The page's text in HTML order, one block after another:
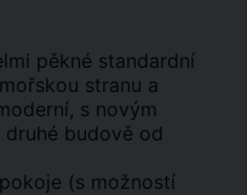
pěkné standardní
stranu a
s novým
budově od
(s možností